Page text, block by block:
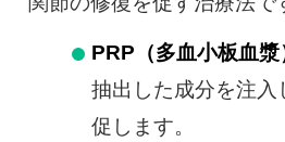
PRP（多血小板血漿
抽出した成分を注入
促します。